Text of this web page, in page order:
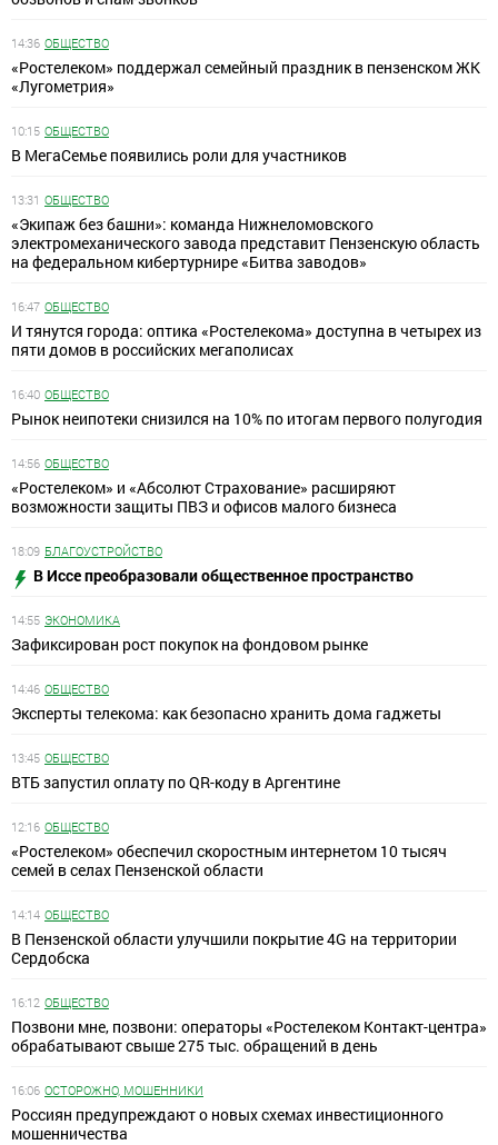
14:36 ОБЩЕСТВО
«Ростелеком» поддержал семейный праздник в пензенском ЖК
«Лугометрия»
10:15 ОБЩЕСТВО
В МегаСемье появились роли для участников
13:31 ОБЩЕСТВО
«Экипаж без башни»: команда Нижнеломовского
электромеханического завода представит Пензенскую область
на федеральном кибертурнире «Битва заводов»
16:47 ОБЩЕСТВО
И тянутся города: оптика «Ростелекома» доступна в четырех из
пяти домов в российских мегаполисах
16:40 ОБЩЕСТВО
Рынок неипотеки снизился на 10% по итогам первого полугодия
14:56 ОБЩЕСТВО
«Ростелеком» и «Абсолют Страхование» расширяют
возможности защиты ПВЗ и офисов малого бизнеса
18:09 БЛАГОУСТРОЙСТВО
В Иссе преобразовали общественное пространство
14:55 ЭКОНОМИКА
Зафиксирован рост покупок на фондовом рынке
14:46 ОБЩЕСТВО
Эксперты телекома: как безопасно хранить дома гаджеты
13:45 ОБЩЕСТВО
ВТБ запустил оплату по QR-коду в Аргентине
12:16 ОБЩЕСТВО
«Ростелеком» обеспечил скоростным интернетом 10 тысяч
семей в селах Пензенской области
14:14 ОБЩЕСТВО
В Пензенской области улучшили покрытие 4G на территории
Сердобска
16:12 ОБЩЕСТВО
Позвони мне, позвони: операторы «Ростелеком Контакт-центра»
обрабатывают свыше 275 тыс. обращений в день
16:06 ОСТОРОЖНО, МОШЕННИКИ
Россиян предупреждают о новых схемах инвестиционного
мошенничества